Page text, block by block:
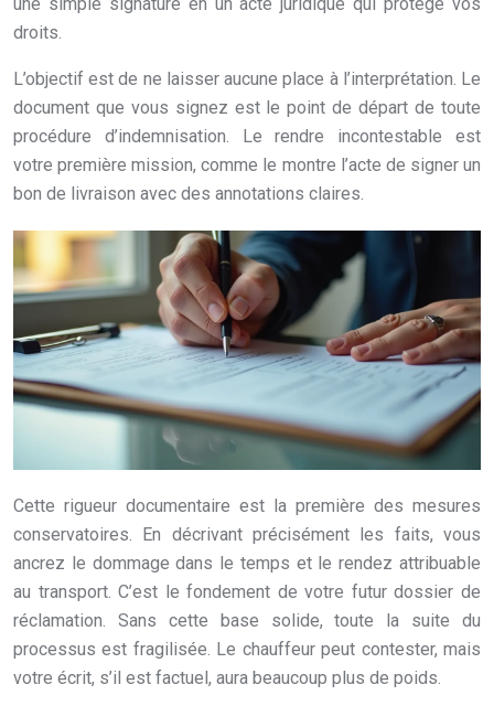
droits.
L’objectif est de ne laisser aucune place à l’interprétation. Le
document que vous signez est le point de départ de toute
procédure d’indemnisation. Le rendre incontestable est
votre première mission, comme le montre l’acte de signer un
bon de livraison avec des annotations claires.
Cette rigueur documentaire est la première des mesures
conservatoires. En décrivant précisément les faits, vous
ancrez le dommage dans le temps et le rendez attribuable
au transport. C’est le fondement de votre futur dossier de
réclamation. Sans cette base solide, toute la suite du
processus est fragilisée. Le chauffeur peut contester, mais
votre écrit, s’il est factuel, aura beaucoup plus de poids.